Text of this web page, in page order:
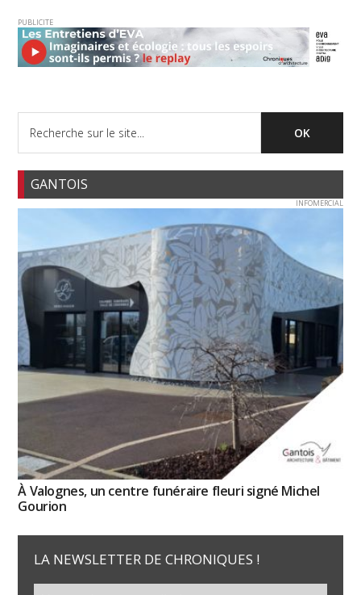
PUBLICITE
GANTOIS
INFOMERCIAL
À Valognes, un centre funéraire fleuri signé Michel
Gourion
LA NEWSLETTER DE CHRONIQUES !